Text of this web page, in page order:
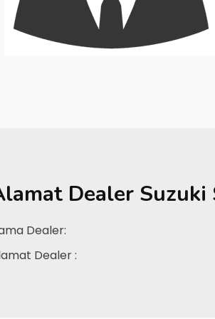
Dealer Suzuki
Dealer:
Dealer :